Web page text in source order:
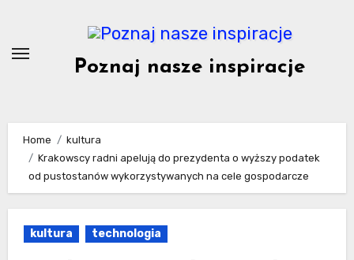
content
Poznaj nasze inspiracje
Home
kultura
Krakowscy radni apelują do prezydenta o wyższy podatek
od pustostanów wykorzystywanych na cele gospodarcze
kultura technologia